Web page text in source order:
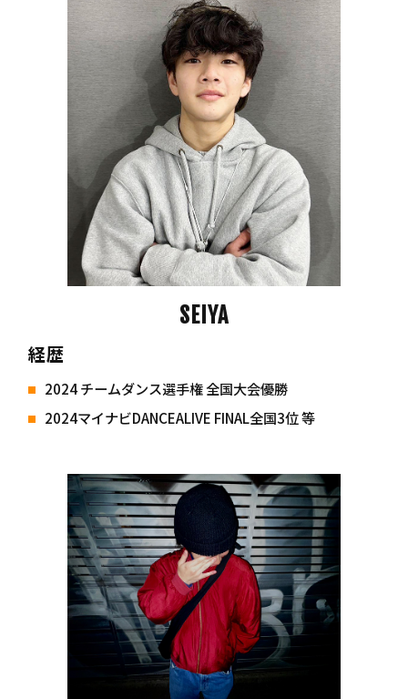
SEIYA
経歴
2024 チームダンス選手権 全国大会優勝
2024マイナビDANCEALIVE FINAL全国3位 等